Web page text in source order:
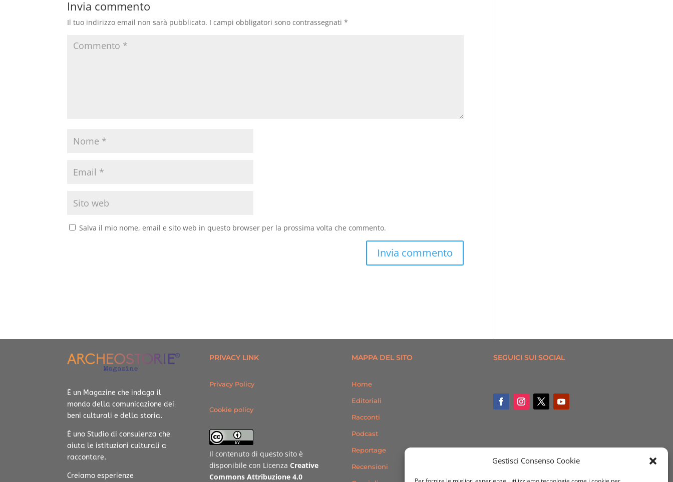
Gestisci Consenso Cookie
Invia commento
Il tuo indirizzo email non sarà pubblicato. I campi obbligatori sono contrassegnati*
Salva il mio nome, email e sito web in questo browser per la prossima volta che commento.
È un Magazine che indaga il
mondo della comunicazione dei
beni culturali e della storia.
È uno Studio di consulenza che
aiuta le istituzioni culturali a
raccontare.
Creiamo esperienze
PRIVACY LINK
Privacy Policy
Cookie policy
Il contenuto di questo sito è
disponibile con Licenza Creative
Commons Attribuzione 4.0
MAPPA DEL SITO
Home
Editoriali
Racconti
Podcast
Reportage
Recensioni
SEGUICI SUI SOCIAL